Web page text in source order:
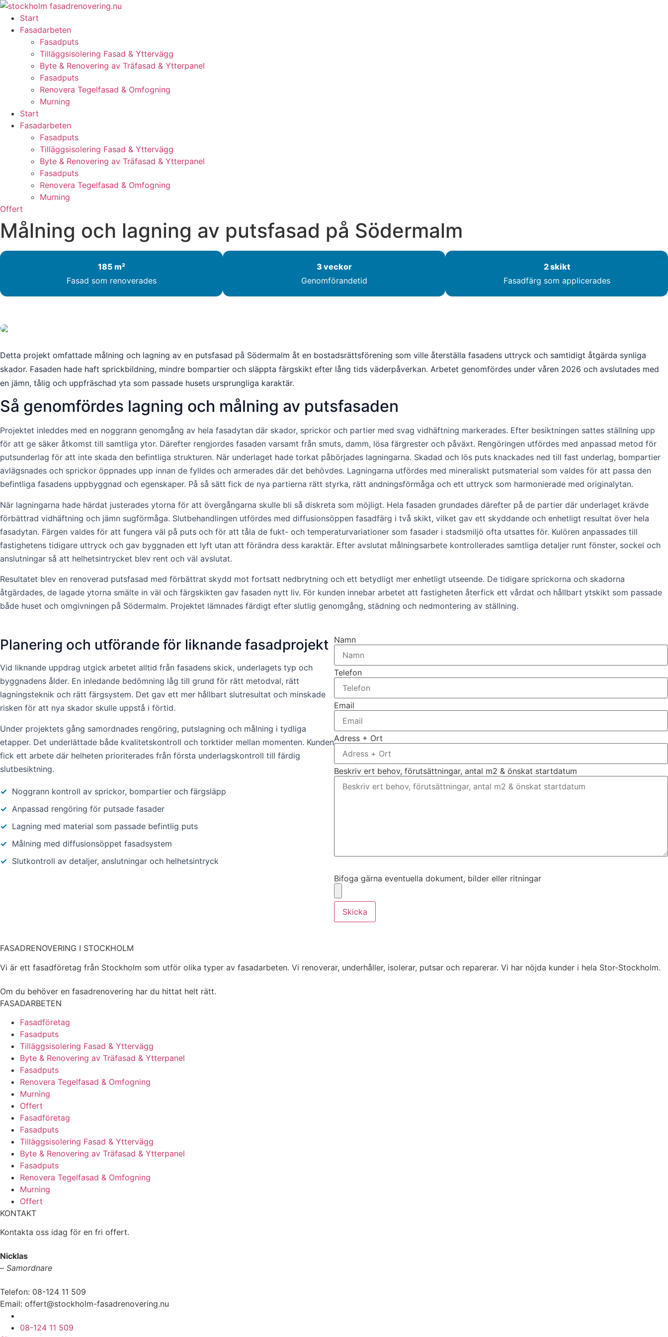
Skip
content
Start
Fasadarbeten
Fasadputs
Tilläggsisolering Fasad & Yttervägg
Byte & Renovering av Träfasad & Ytterpanel
Fasadputs
Renovera Tegelfasad & Omfogning
Murning
Start
Fasadarbeten
Fasadputs
Tilläggsisolering Fasad & Yttervägg
Byte & Renovering av Träfasad & Ytterpanel
Fasadputs
Renovera Tegelfasad & Omfogning
Murning
Offert
Målning och lagning av putsfasad på Södermalm
185 m²
Fasad som renoverades
3 veckor
Genomförandetid
2 skikt
Fasadfärg som applicerades
Detta projekt omfattade målning och lagning av en putsfasad på Södermalm åt en bostadsrättsförening som ville återställa fasadens uttryck och samtidigt åtgärda synliga
skador. Fasaden hade haft sprickbildning, mindre bompartier och släppta färgskikt efter lång tids väderpåverkan. Arbetet genomfördes under våren 2026 och avslutades med
en jämn, tålig och uppfräschad yta som passade husets ursprungliga karaktär.
Så genomfördes lagning och målning av putsfasaden
Projektet inleddes med en noggrann genomgång av hela fasadytan där skador, sprickor och partier med svag vidhäftning markerades. Efter besiktningen sattes ställning upp
för att ge säker åtkomst till samtliga ytor. Därefter rengjordes fasaden varsamt från smuts, damm, lösa färgrester och påväxt. Rengöringen utfördes med anpassad metod för
putsunderlag för att inte skada den befintliga strukturen. När underlaget hade torkat påbörjades lagningarna. Skadad och lös puts knackades ned till fast underlag, bompartier
avlägsnades och sprickor öppnades upp innan de fylldes och armerades där det behövdes. Lagningarna utfördes med mineraliskt putsmaterial som valdes för att passa den
befintliga fasadens uppbyggnad och egenskaper. På så sätt fick de nya partierna rätt styrka, rätt andningsförmåga och ett uttryck som harmonierade med originalytan.
När lagningarna hade härdat justerades ytorna för att övergångarna skulle bli så diskreta som möjligt. Hela fasaden grundades därefter på de partier där underlaget krävde
förbättrad vidhäftning och jämn sugförmåga. Slutbehandlingen utfördes med diffusionsöppen fasadfärg i två skikt, vilket gav ett skyddande och enhetligt resultat över hela
fasadytan. Färgen valdes för att fungera väl på puts och för att tåla de fukt- och temperaturvariationer som fasader i stadsmiljö ofta utsattes för. Kulören anpassades till
fastighetens tidigare uttryck och gav byggnaden ett lyft utan att förändra dess karaktär. Efter avslutat målningsarbete kontrollerades samtliga detaljer runt fönster, sockel och
anslutningar så att helhetsintrycket blev rent och väl avslutat.
Resultatet blev en renoverad putsfasad med förbättrat skydd mot fortsatt nedbrytning och ett betydligt mer enhetligt utseende. De tidigare sprickorna och skadorna
åtgärdades, de lagade ytorna smälte in väl och färgskikten gav fasaden nytt liv. För kunden innebar arbetet att fastigheten återfick ett vårdat och hållbart ytskikt som passade
både huset och omgivningen på Södermalm. Projektet lämnades färdigt efter slutlig genomgång, städning och nedmontering av ställning.
Planering och utförande för liknande fasadprojekt
Vid liknande uppdrag utgick arbetet alltid från fasadens skick, underlagets typ och
byggnadens ålder. En inledande bedömning låg till grund för rätt metodval, rätt
lagningsteknik och rätt färgsystem. Det gav ett mer hållbart slutresultat och minskade
risken för att nya skador skulle uppstå i förtid.
Under projektets gång samordnades rengöring, putslagning och målning i tydliga
etapper. Det underlättade både kvalitetskontroll och torktider mellan momenten. Kunden
fick ett arbete där helheten prioriterades från första underlagskontroll till färdig
slutbesiktning.
✓ Noggrann kontroll av sprickor, bompartier och färgsläpp
✓ Anpassad rengöring för putsade fasader
✓ Lagning med material som passade befintlig puts
✓ Målning med diffusionsöppet fasadsystem
✓ Slutkontroll av detaljer, anslutningar och helhetsintryck
Namn
Telefon
Email
Adress + Ort
Beskriv ert behov, förutsättningar, antal m2 & önskat startdatum
Bifoga gärna eventuella dokument, bilder eller ritningar
Skicka
FASADRENOVERING I STOCKHOLM
Vi är ett fasadföretag från Stockholm som utför olika typer av fasadarbeten. Vi renoverar, underhåller, isolerar, putsar och reparerar. Vi har nöjda kunder i hela Stor-Stockholm.
Om du behöver en fasadrenovering har du hittat helt rätt.
FASADARBETEN
Fasadföretag
Fasadputs
Tilläggsisolering Fasad & Yttervägg
Byte & Renovering av Träfasad & Ytterpanel
Fasadputs
Renovera Tegelfasad & Omfogning
Murning
Offert
Fasadföretag
Fasadputs
Tilläggsisolering Fasad & Yttervägg
Byte & Renovering av Träfasad & Ytterpanel
Fasadputs
Renovera Tegelfasad & Omfogning
Murning
Offert
KONTAKT
Kontakta oss idag för en fri offert.
Nicklas
– Samordnare
Telefon: 08-124 11 509
Email: offert@stockholm-fasadrenovering.nu
08-124 11 509